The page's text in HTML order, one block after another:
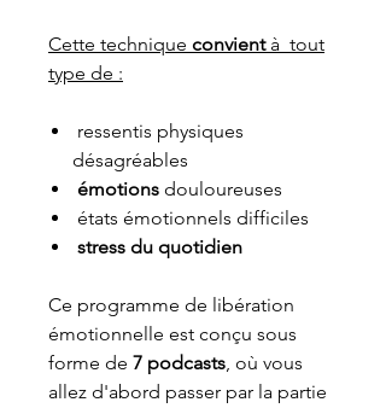
Cette technique convient à tout
type de :
ressentis physiques
désagréables
émotions douloureuses
états émotionnels difficiles
stress du quotidien
Ce programme de libération
émotionnelle est conçu sous
forme de 7 podcasts, où vous
allez d'abord passer par la partie